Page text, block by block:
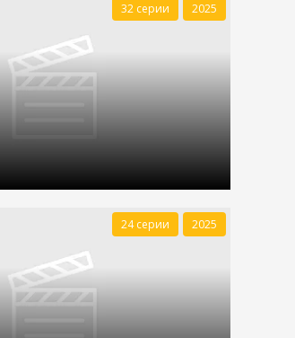
32 серии 2025
24 серии 2025